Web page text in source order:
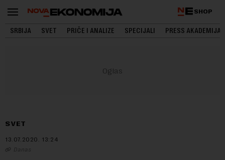
SHOP
SRBIJA SVET PRIČE I ANALIZE SPECIJALI PRESS AKADEMIJA
SVET
13.07.2020. 13:24
Danas